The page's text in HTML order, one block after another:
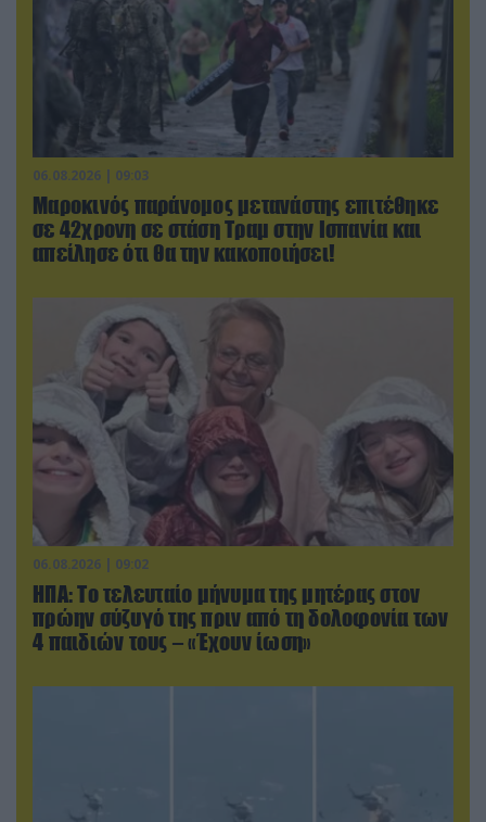
06.08.2026 | 09:03
Μαροκινός παράνομος μετανάστης επιτέθηκε
σε 42χρονη σε στάση Τραμ στην Ισπανία και
απείλησε ότι θα την κακοποιήσει!
06.08.2026 | 09:02
ΗΠΑ: Το τελευταίο μήνυμα της μητέρας στον
πρώην σύζυγό της πριν από τη δολοφονία των
4 παιδιών τους – «Έχουν ίωση»